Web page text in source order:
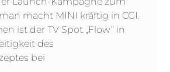
macht MINI kräftig in CGI.
ist der TV Spot „Flow“ in
des
bei